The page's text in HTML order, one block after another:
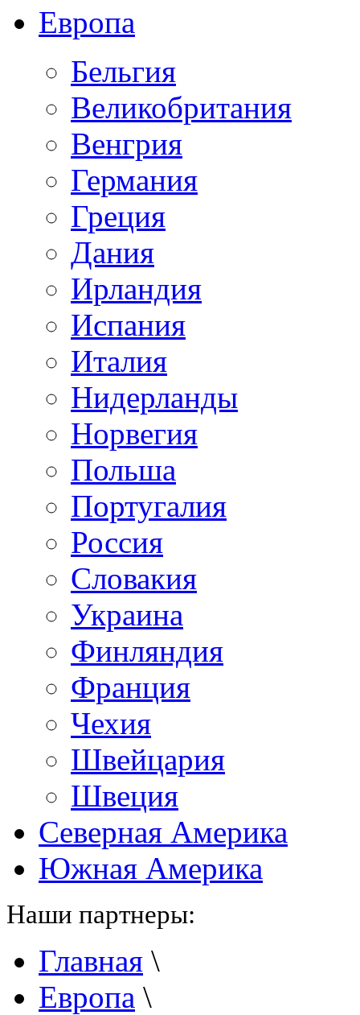
Европа
Бельгия
Великобритания
Венгрия
Германия
Греция
Дания
Ирландия
Испания
Италия
Нидерланды
Норвегия
Польша
Португалия
Россия
Словакия
Украина
Финляндия
Франция
Чехия
Швейцария
Швеция
Северная Америка
Южная Америка
Наши партнеры:
Главная \
Европа \